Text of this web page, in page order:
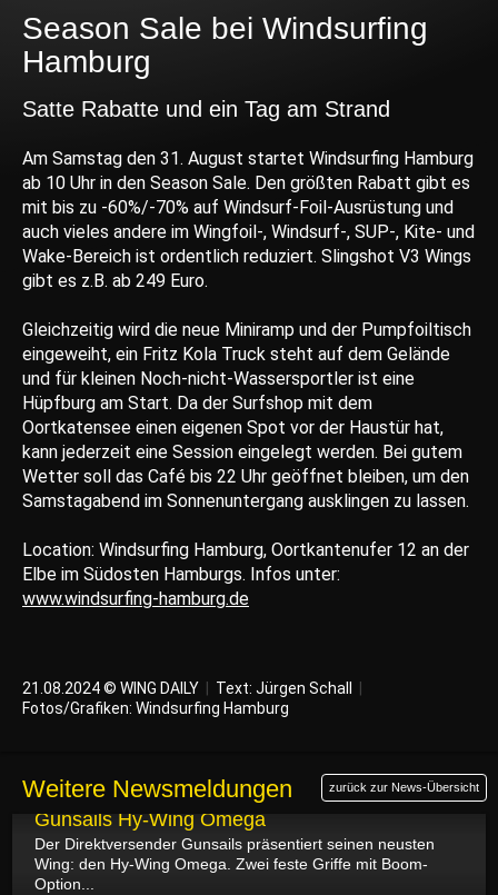
Season Sale bei Windsurfing
Hamburg
Satte Rabatte und ein Tag am Strand
Am Samstag den 31. August startet Windsurfing Hamburg
ab 10 Uhr in den Season Sale. Den größten Rabatt gibt es
mit bis zu -60%/-70% auf Windsurf-Foil-Ausrüstung und
auch vieles andere im Wingfoil-, Windsurf-, SUP-, Kite- und
Wake-Bereich ist ordentlich reduziert. Slingshot V3 Wings
gibt es z.B. ab 249 Euro.
Gleichzeitig wird die neue Miniramp und der Pumpfoiltisch
eingeweiht, ein Fritz Kola Truck steht auf dem Gelände
und für kleinen Noch-nicht-Wassersportler ist eine
Hüpfburg am Start. Da der Surfshop mit dem
Oortkatensee einen eigenen Spot vor der Haustür hat,
kann jederzeit eine Session eingelegt werden. Bei gutem
Wetter soll das Café bis 22 Uhr geöffnet bleiben, um den
Samstagabend im Sonnenuntergang ausklingen zu lassen.
Location: Windsurfing Hamburg, Oortkantenufer 12 an der
Elbe im Südosten Hamburgs. Infos unter:
www.windsurfing-hamburg.de
21.08.2024 © WING DAILY Text: Jürgen Schall
Fotos/Grafiken: Windsurfing Hamburg
Weitere Newsmeldungen zurück zur News-Übersicht
28.08.2024
Gunsails Hy-Wing Omega
Der Direktversender Gunsails präsentiert seinen neusten
Wing: den Hy-Wing Omega. Zwei feste Griffe mit Boom-
Option...